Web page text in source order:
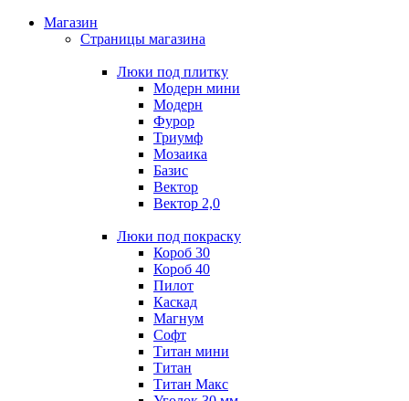
Магазин
Страницы магазина
Люки под плитку
Модерн мини
Модерн
Фурор
Триумф
Мозаика
Базис
Вектор
Вектор 2,0
Люки под покраску
Короб 30
Короб 40
Пилот
Каскад
Магнум
Софт
Титан мини
Титан
Титан Макс